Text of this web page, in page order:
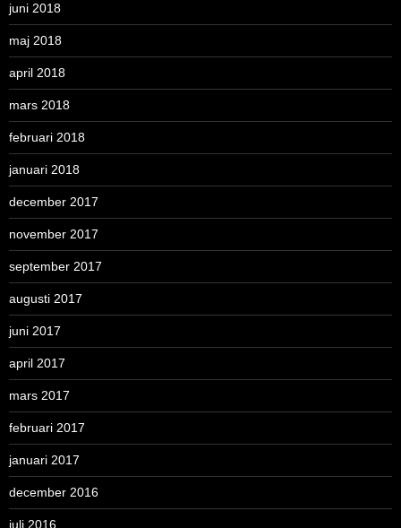
juni 2018
maj 2018
april 2018
mars 2018
februari 2018
januari 2018
december 2017
november 2017
september 2017
augusti 2017
juni 2017
april 2017
mars 2017
februari 2017
januari 2017
december 2016
juli 2016